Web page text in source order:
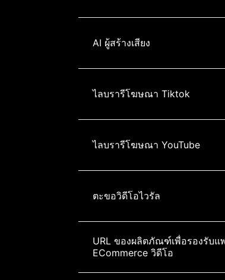
AI ผู้สร้างเสียง
ไลบรารีโฆษณา Tiktok
ไลบรารีโฆษณา YouTube
ตะขอวิดีโอไวรัล
URL ของผลิตภัณฑ์เพื่อรองรับแ
ECommerce วิดีโอ